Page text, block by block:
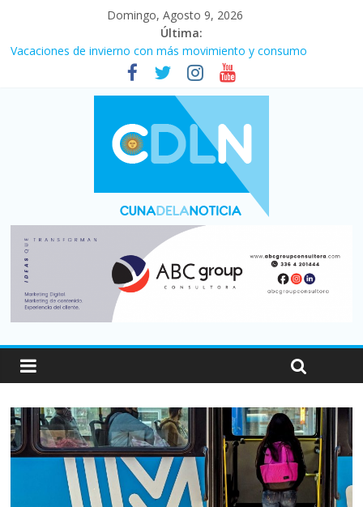
Domingo, Agosto 9, 2026
Última:
Vacaciones de invierno con más movimiento y consumo
turístico: 4,6 millones de personas viajaron por el país, un 5,9%
El agro argentino logró un récord histórico de exportaciones en
el primer semestre de 2026
Duelo internacional: Falleció Jorge Messi, el papá de Leo
La morosidad alcanzó su nivel más alto en dos décadas y ya
Desde que asumió Milei cerraron 41.000 kioscos: el sector
denuncia crisis como en 2001